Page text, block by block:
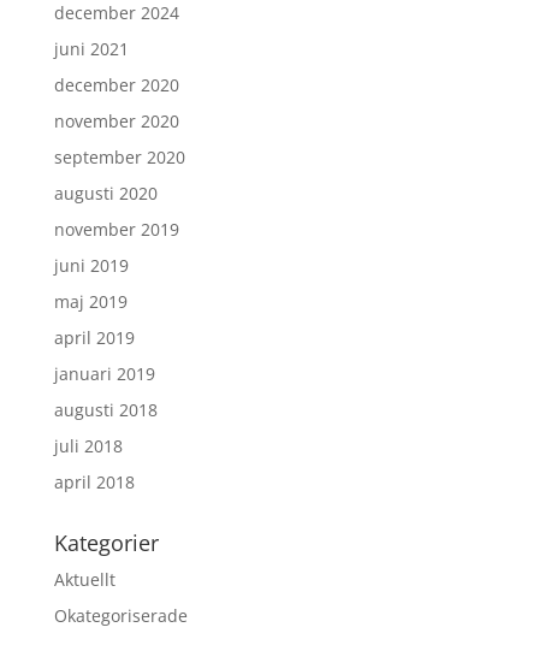
december 2024
juni 2021
december 2020
november 2020
september 2020
augusti 2020
november 2019
juni 2019
maj 2019
april 2019
januari 2019
augusti 2018
juli 2018
april 2018
Kategorier
Aktuellt
Okategoriserade